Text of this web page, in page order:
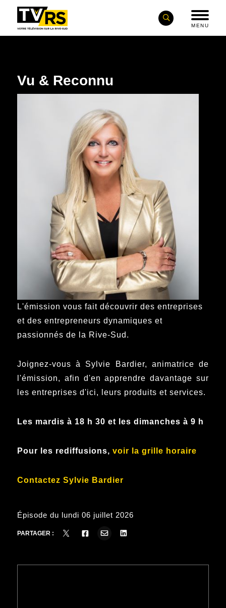
MENU
Vu & Reconnu
L'émission vous fait découvrir des entreprises
et des entrepreneurs dynamiques et
passionnés de la Rive-Sud.
Joignez-vous à Sylvie Bardier, animatrice de
l'émission, afin d'en apprendre davantage sur
les entreprises d'ici, leurs produits et services.
Les mardis à 18 h 30 et les dimanches à 9 h
Pour les rediffusions, voir la grille horaire
Contactez Sylvie Bardier
Épisode du lundi 06 juillet 2026
PARTAGER :